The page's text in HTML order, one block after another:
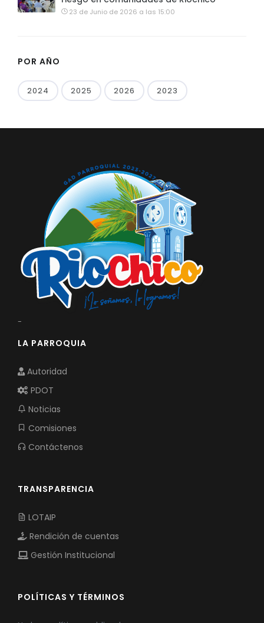
23 de Junio de 2026 a las 15:00
POR AÑO
2024 2025 2026 2023
-
LA PARROQUIA
Autoridad
PDOT
Noticias
Comisiones
Contáctenos
TRANSPARENCIA
LOTAIP
Rendición de cuentas
Gestión Institucional
POLÍTICAS Y TÉRMINOS